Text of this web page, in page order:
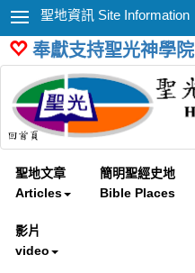
聖地資訊 Site Information
奉獻支持聖光神學院
聖地文章
Articles
簡明聖經史地
Bible Places
影片
video